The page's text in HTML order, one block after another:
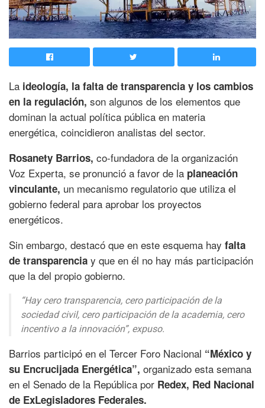
La ideología, la falta de transparencia y los cambios
en la regulación, son algunos de los elementos que
dominan la actual política pública en materia
energética, coincidieron analistas del sector.
Rosanety Barrios, co-fundadora de la organización
Voz Experta, se pronunció a favor de la planeación
vinculante, un mecanismo regulatorio que utiliza el
gobierno federal para aprobar los proyectos
energéticos.
Sin embargo, destacó que en este esquema hay falta
de transparencia y que en él no hay más participación
que la del propio gobierno.
“Hay cero transparencia, cero participación de la
sociedad civil, cero participación de la academia, cero
incentivo a la innovación”, expuso.
Barrios participó en el Tercer Foro Nacional “México y
su Encrucijada Energética”, organizado esta semana
en el Senado de la República por Redex, Red Nacional
de ExLegisladores Federales.